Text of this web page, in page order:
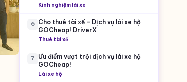
Kinh nghiệm lái xe
6
Cho thuê tài xế – Dịch vụ lái xe hộ
GOCheap! DriverX
Thuê tài xế
7
Ưu điểm vượt trội dịch vụ lái xe hộ
GOCheap!
Lái xe hộ